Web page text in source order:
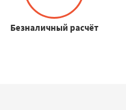
Безналичный расчёт